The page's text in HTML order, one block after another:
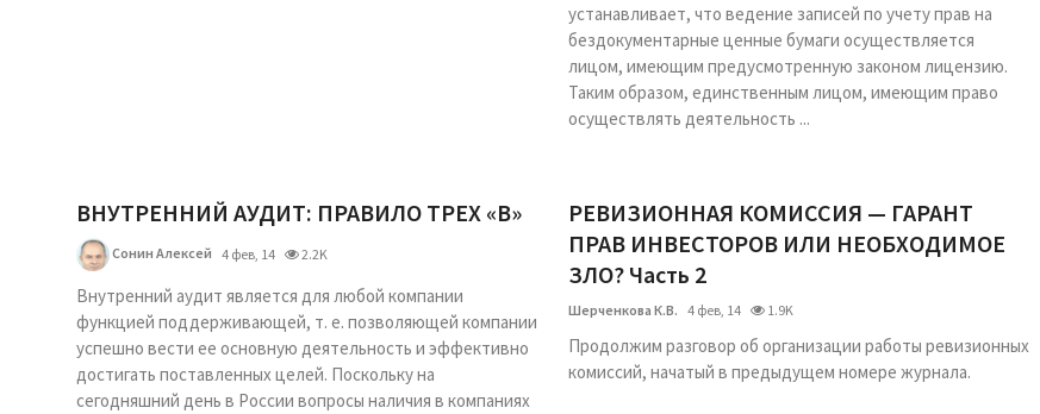
устанавливает, что ведение записей по учету прав на
бездокументарные ценные бумаги осуществляется
лицом, имеющим предусмотренную законом лицензию.
Таким образом, единственным лицом, имеющим право
осуществлять деятельность ...
ВНУТРЕННИЙ АУДИТ: ПРАВИЛО ТРЕХ «В»
Сонин Алексей 4 фев, 14 2.2K
Внутренний аудит является для любой компании
функцией поддерживающей, т. е. позволяющей компании
успешно вести ее основную деятельность и эффективно
достигать поставленных целей. Поскольку на
сегодняшний день в России вопросы наличия в компаниях
РЕВИЗИОННАЯ КОМИССИЯ — ГАРАНТ
ПРАВ ИНВЕСТОРОВ ИЛИ НЕОБХОДИМОЕ
ЗЛО? Часть 2
Шерченкова К.В. 4 фев, 14 1.9K
Продолжим разговор об организации работы ревизионных
комиссий, начатый в предыдущем номере журнала.